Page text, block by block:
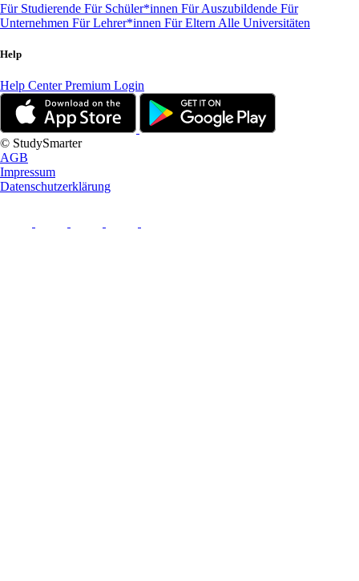
Für Studierende Für Schüler*innen Für Auszubildende Für
Unternehmen Für Lehrer*innen Für Eltern Alle Universitäten
Help
Help CenterPremium Login
© StudySmarter
AGB
Impressum
Datenschutzerklärung